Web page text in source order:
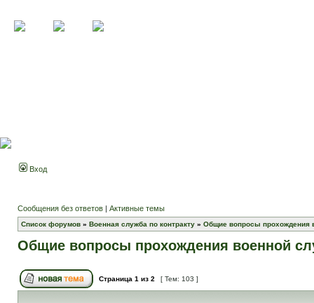
Вход
Сообщения без ответов | Активные темы
Список форумов » Военная служба по контракту » Общие вопросы прохождения
Общие вопросы прохождения военной
Страница 1 из 2 [ Тем: 103 ]